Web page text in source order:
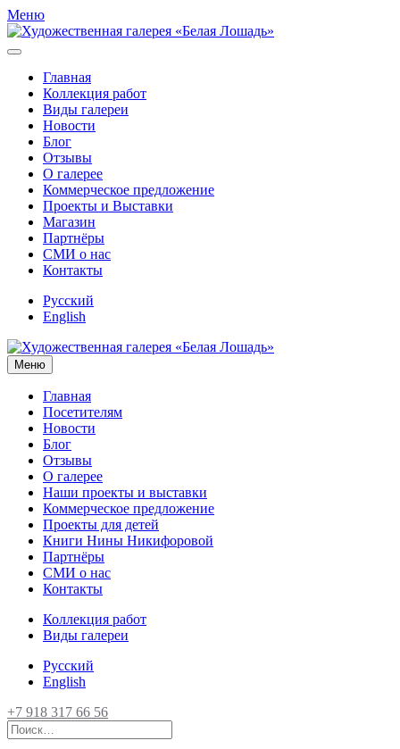
Меню
Главная
Коллекция работ
Виды галереи
Новости
Блог
Отзывы
О галерее
Коммерческое предложение
Проекты и Выставки
Магазин
Партнёры
СМИ о нас
Контакты
Русский
English
Меню
Главная
Посетителям
Новости
Блог
Отзывы
О галерее
Наши проекты и выставки
Коммерческое предложение
Проекты для детей
Книги Нины Никифоровой
Партнёры
СМИ о нас
Контакты
Коллекция работ
Виды галереи
Русский
English
+7 918 317 66 56